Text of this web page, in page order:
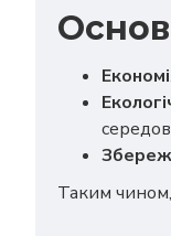
Таким чином,